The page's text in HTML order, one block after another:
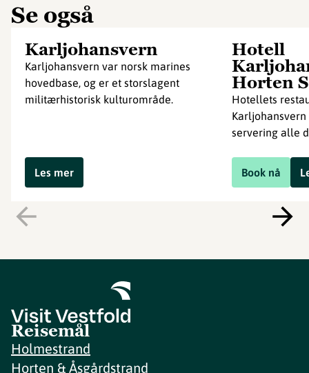
Se også
Karljohansvern
Karljohansvern var norsk marines
hovedbase, og er et storslagent
militærhistorisk kulturområde.
Les mer
Hotell
Horten
Hotellets
servering alle
Book nå
Reisemål
Holmestrand
Horten & Åsgårdstrand